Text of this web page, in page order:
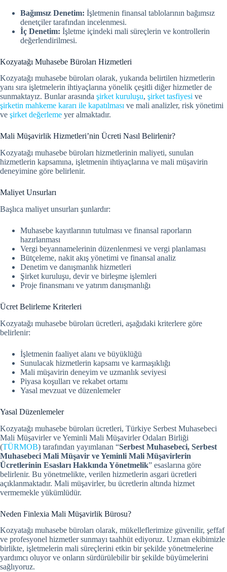
Bağımsız Denetim: İşletmenin finansal tablolarının bağımsız
denetçiler tarafından incelenmesi.
İç Denetim: İşletme içindeki mali süreçlerin ve kontrollerin
değerlendirilmesi.
Kozyatağı Muhasebe Büroları Hizmetleri
Kozyatağı muhasebe büroları olarak, yukarıda belirtilen hizmetlerin
yanı sıra işletmelerin ihtiyaçlarına yönelik çeşitli diğer hizmetler de
sunmaktayız. Bunlar arasında şirket kuruluşu, şirket tasfiyesi ve
şirketin mahkeme kararı ile kapatılması ve mali analizler, risk yönetimi
ve şirket değerleme yer almaktadır.
Mali Müşavirlik Hizmetleri’nin Ücreti Nasıl Belirlenir?
Kozyatağı muhasebe büroları hizmetlerinin maliyeti, sunulan
hizmetlerin kapsamına, işletmenin ihtiyaçlarına ve mali müşavirin
deneyimine göre belirlenir.
Maliyet Unsurları
Başlıca maliyet unsurları şunlardır:
Muhasebe kayıtlarının tutulması ve finansal raporların
hazırlanması
Vergi beyannamelerinin düzenlenmesi ve vergi planlaması
Bütçeleme, nakit akış yönetimi ve finansal analiz
Denetim ve danışmanlık hizmetleri
Şirket kuruluşu, devir ve birleşme işlemleri
Proje finansmanı ve yatırım danışmanlığı
Ücret Belirleme Kriterleri
Kozyatağı muhasebe büroları ücretleri, aşağıdaki kriterlere göre
belirlenir:
İşletmenin faaliyet alanı ve büyüklüğü
Sunulacak hizmetlerin kapsamı ve karmaşıklığı
Mali müşavirin deneyim ve uzmanlık seviyesi
Piyasa koşulları ve rekabet ortamı
Yasal mevzuat ve düzenlemeler
Yasal Düzenlemeler
Kozyatağı muhasebe büroları ücretleri, Türkiye Serbest Muhasebeci
Mali Müşavirler ve Yeminli Mali Müşavirler Odaları Birliği
(TÜRMOB) tarafından yayımlanan “Serbest Muhasebeci, Serbest
Muhasebeci Mali Müşavir ve Yeminli Mali Müşavirlerin
Ücretlerinin Esasları Hakkında Yönetmelik” esaslarına göre
belirlenir. Bu yönetmelikte, verilen hizmetlerin asgari ücretleri
açıklanmaktadır. Mali müşavirler, bu ücretlerin altında hizmet
vermemekle yükümlüdür.
Neden Finlexia Mali Müşavirlik Bürosu?
Kozyatağı muhasebe büroları olarak, mükelleflerimize güvenilir, şeffaf
ve profesyonel hizmetler sunmayı taahhüt ediyoruz. Uzman ekibimizle
birlikte, işletmelerin mali süreçlerini etkin bir şekilde yönetmelerine
yardımcı oluyor ve onların sürdürülebilir bir şekilde büyümelerini
sağlıyoruz.